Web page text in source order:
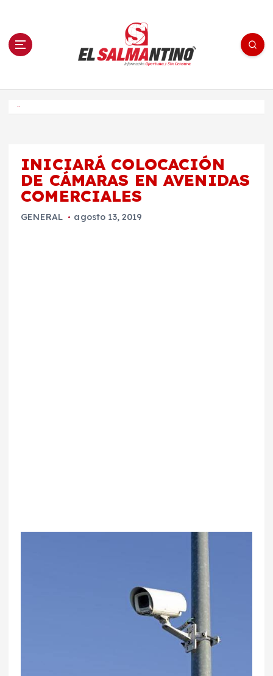
n El Salmantino - medios/noticias/editorial
INICIARÁ COLOCACIÓN
DE CÁMARAS EN AVENIDAS
COMERCIALES
GENERAL agosto 13, 2019